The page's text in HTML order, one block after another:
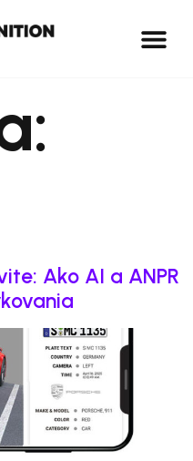
Ako AI a ANPR